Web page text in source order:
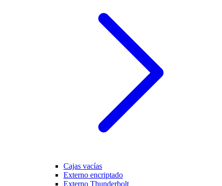
Cajas vacías
Externo encriptado
Externo Thunderbolt